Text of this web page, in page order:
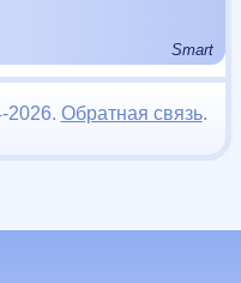
Smart
2026. Обратная связь.